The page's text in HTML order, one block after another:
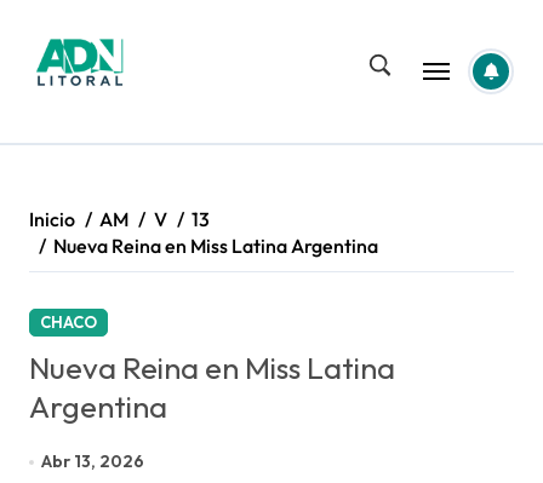
contenido
Inicio AM V
13
Nueva Reina en Miss Latina Argentina
CHACO
Nueva Reina en Miss Latina
Argentina
Abr 13, 2026